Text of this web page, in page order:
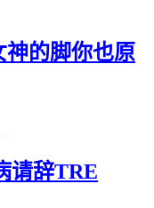
神的脚你也原
请辞TRE